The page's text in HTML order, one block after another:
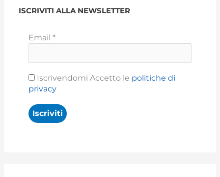
ISCRIVITI ALLA NEWSLETTER
Email*
Iscrivendomi Accetto le politiche di
privacy